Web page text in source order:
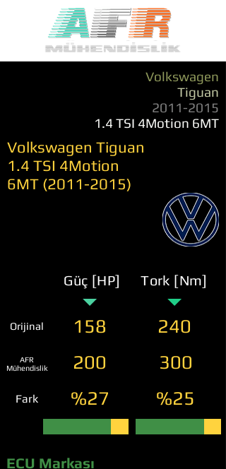
Volkswagen
Tiguan
2011-2015
1.4 TSI 4Motion 6MT
Volkswagen Tiguan
1.4 TSI 4Motion
6MT (2011-2015)
Güç [HP] Tork [Nm]
Orijinal 158 240
AFR
Mühendislik
200 300
Fark %27 %25
ECU Markası